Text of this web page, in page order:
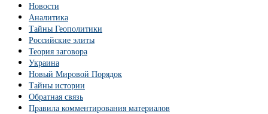
Новости
Аналитика
Тайны Геополитики
Российские элиты
Теория заговора
Украина
Новый Мировой Порядок
Тайны истории
Обратная связь
Правила комментирования материалов